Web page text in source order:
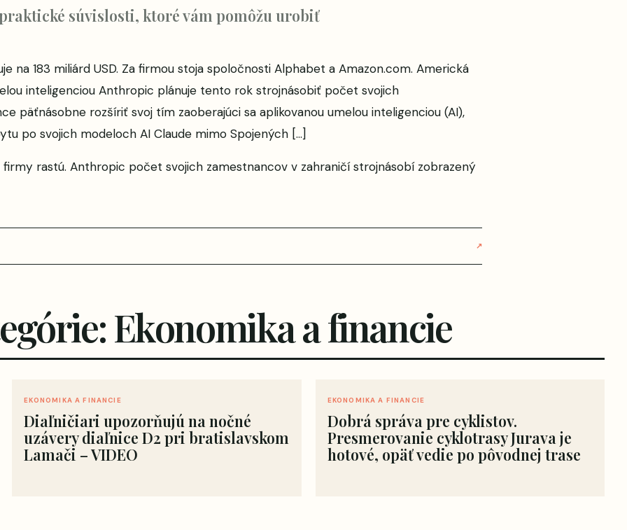
súvislosti, ktoré vám pomôžu urobiť
na 183 miliárd USD. Za firmou stoja spoločnosti Alphabet a Amazon.com. Americká
inteligenciou Anthropic plánuje tento rok strojnásobiť počet svojich
päťnásobne rozšíriť svoj tím zaoberajúci sa aplikovanou umelou inteligenciou (AI),
po svojich modeloch AI Claude mimo Spojených […]
firmy rastú. Anthropic počet svojich zamestnancov v zahraničí strojnásobízobrazený
↗
Ekonomika a financie
EKONOMIKA A FINANCIE
Diaľničiari upozorňujú na nočné
uzávery diaľnice D2 pri bratislavskom
Lamači – VIDEO
EKONOMIKA A FINANCIE
Dobrá správa pre cyklistov.
Presmerovanie cyklotrasy Jurava je
hotové, opäť vedie po pôvodnej trase